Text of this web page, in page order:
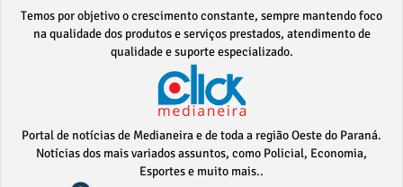
Temos por objetivo o crescimento constante, sempre mantendo foco
na qualidade dos produtos e serviços prestados, atendimento de
qualidade e suporte especializado.
Portal de notícias de Medianeira e de toda a região Oeste do Paraná.
Notícias dos mais variados assuntos, como Policial, Economia,
Esportes e muito mais..